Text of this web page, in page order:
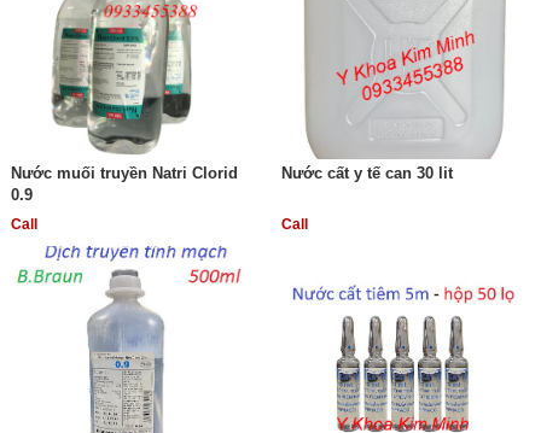
Nước muối truyền Natri Clorid
0.9
Call
Nước cất y tế can 30 lit
Call